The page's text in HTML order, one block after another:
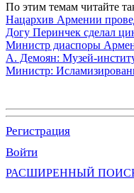
По этим темам читайте
Нацархив Армении
Догу Перинчек сделал
Министр диаспоры
А. Демоян: Музей-
Министр:
Регистрация
Войти
РАСШИРЕННЫЙ